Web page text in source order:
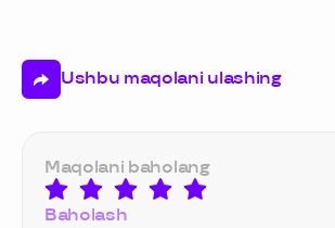
Ushbu maqolani ulashing
Maqolani baholang
Baholash